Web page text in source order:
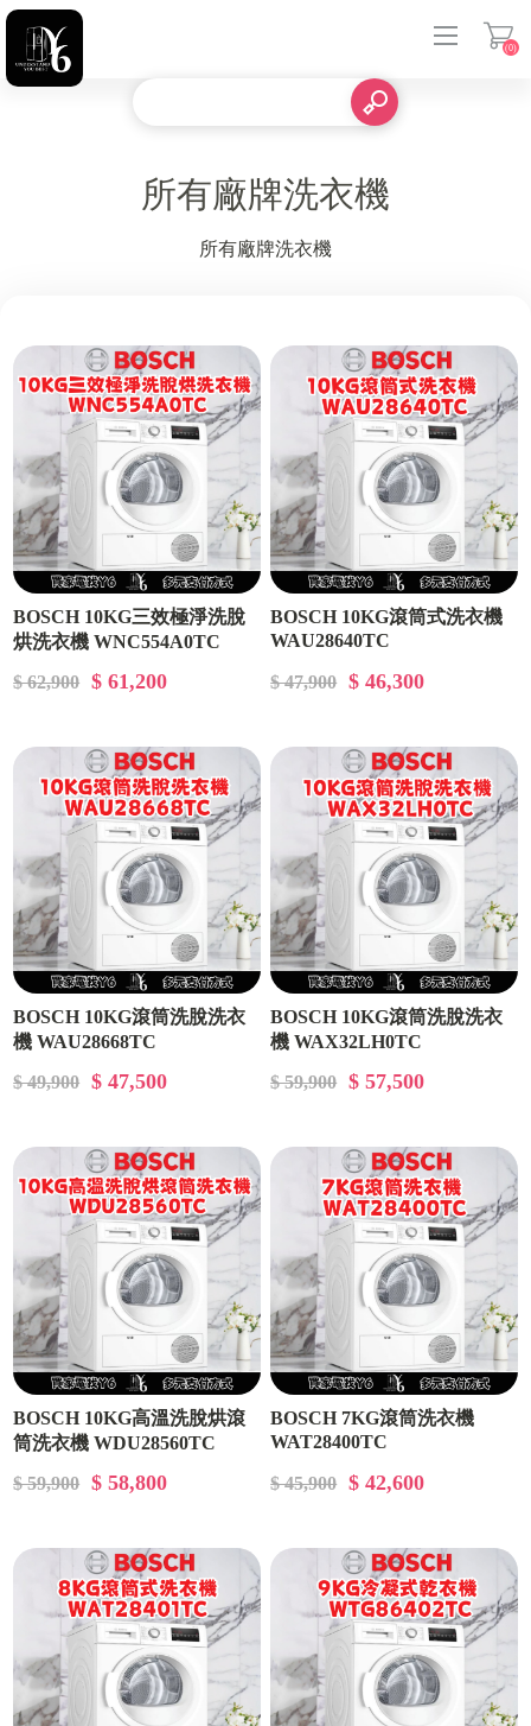
(0)
所有廠牌洗衣機
所有廠牌洗衣機
BOSCH 10KG三效極淨洗脫
烘洗衣機 WNC554A0TC
$ 62,900
$ 61,200
BOSCH 10KG滾筒式洗衣機
WAU28640TC
$ 47,900 $ 46,300
BOSCH 10KG滾筒洗脫洗衣
機 WAU28668TC
$ 49,900
$ 47,500
BOSCH 10KG滾筒洗脫洗衣
機 WAX32LH0TC
$ 59,900
$ 57,500
BOSCH 10KG高溫洗脫烘滾
筒洗衣機 WDU28560TC
$ 59,900
$ 58,800
BOSCH 7KG滾筒洗衣機
WAT28400TC
$ 45,900 $ 42,600